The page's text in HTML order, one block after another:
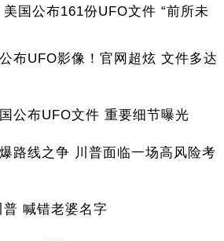
国公布161份UFO文件 “前所未
布UFO影像！官网超炫 文件多达
公布UFO文件 重要细节曝光
路线之争 川普面临一场高风险考
喊错老婆名字